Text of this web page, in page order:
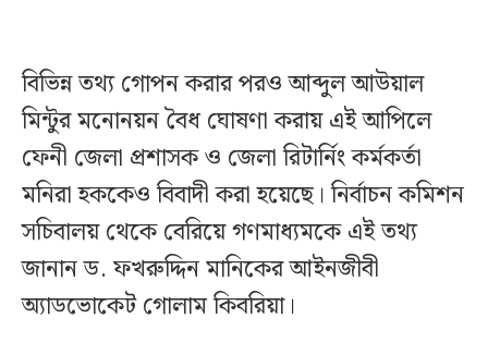
বিভিন্ন তথ্য গোপন করার পরও আব্দুল আউয়াল
মিন্টুর মনোনয়ন বৈধ ঘোষণা করায় এই আপিলে
ফেনী জেলা প্রশাসক ও জেলা রিটার্নিং কর্মকর্তা
মনিরা হককেও বিবাদী করা হয়েছে। নির্বাচন কমিশন
সচিবালয় থেকে বেরিয়ে গণমাধ্যমকে এই তথ্য
জানান ড. ফখরুদ্দিন মানিকের আইনজীবী
অ্যাডভোকেট গোলাম কিবরিয়া।